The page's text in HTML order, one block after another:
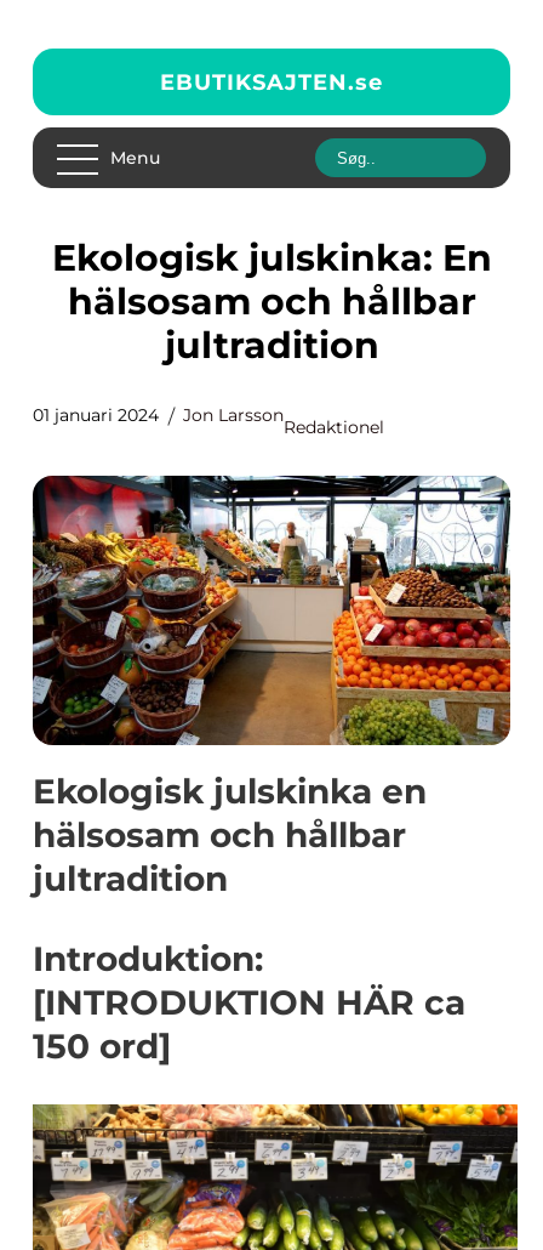
EBUTIKSAJTEN.se
Menu
Ekologisk julskinka: En
hälsosam och hållbar
jultradition
01 januari 2024 Jon Larsson
Redaktionel
Ekologisk julskinka en
hälsosam och hållbar
jultradition
Introduktion:
[INTRODUKTION HÄR ca
150 ord]